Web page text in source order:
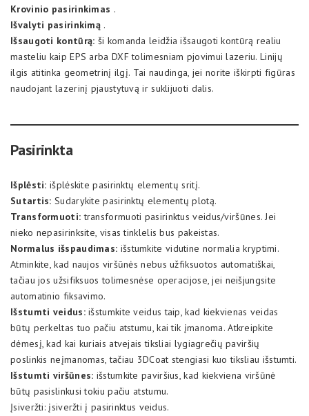
Krovinio pasirinkimas .
Išvalyti pasirinkimą .
Išsaugoti kontūrą: ši komanda leidžia išsaugoti kontūrą realiu
masteliu kaip EPS arba DXF tolimesniam pjovimui lazeriu. Linijų
ilgis atitinka geometrinį ilgį. Tai naudinga, jei norite iškirpti figūras
naudojant lazerinį pjaustytuvą ir suklijuoti dalis.
Pasirinkta
Išplėsti: išplėskite pasirinktų elementų sritį.
Sutartis: Sudarykite pasirinktų elementų plotą.
Transformuoti: transformuoti pasirinktus veidus/viršūnes. Jei
nieko nepasirinksite, visas tinklelis bus pakeistas.
Normalus išspaudimas: išstumkite vidutine normalia kryptimi.
Atminkite, kad naujos viršūnės nebus užfiksuotos automatiškai,
tačiau jos užsifiksuos tolimesnėse operacijose, jei neišjungsite
automatinio fiksavimo.
Išstumti veidus:išstumkite veidus taip, kad kiekvienas veidas
būtų perkeltas tuo pačiu atstumu, kai tik įmanoma. Atkreipkite
dėmesį, kad kai kuriais atvejais tiksliai lygiagrečių paviršių
poslinkis neįmanomas, tačiau 3DCoat stengiasi kuo tiksliau išstumti.
Išstumti viršūnes: išstumkite paviršius, kad kiekviena viršūnė
būtų pasislinkusi tokiu pačiu atstumu.
Įsiveržti: įsiveržti į pasirinktus veidus.